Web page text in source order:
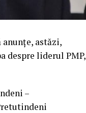
anunțe, astăzi,
despre liderul PMP,
–